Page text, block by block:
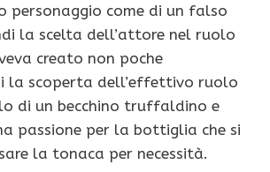
personaggio come di un falso
la scelta dell’attore nel ruolo
creato non poche
la scoperta dell’effettivo ruolo
di un becchino truffaldino e
passione per la bottiglia che si
la tonaca per necessità.